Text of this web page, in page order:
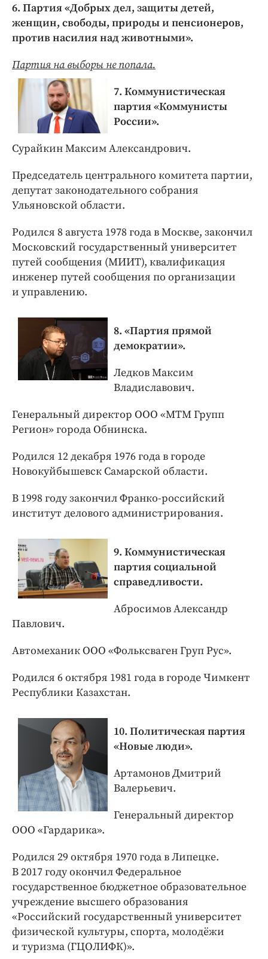
6. Партия «Добрых дел, защиты детей,
женщин, свободы, природы и пенсионеров,
против насилия над животными».
Партия на выборы не попала.
7. Коммунистическая
партия «Коммунисты
России».
Сурайкин Максим Александрович.
Председатель центрального комитета партии,
депутат законодательного собрания
Ульяновской области.
Родился 8 августа 1978 года в Москве, закончил
Московский государственный университет
путей сообщения (МИИТ), квалификация
инженер путей сообщения по организации
и управлению.
8. «Партия прямой
демократии».
Ледков Максим
Владиславович.
Генеральный директор ООО «МТМ Групп
Регион» города Обнинска.
Родился 12 декабря 1976 года в городе
Новокуйбышевск Самарской области.
В 1998 году закончил Франко-­российский
институт делового администрирования.
9. Коммунистическая
партия социальной
справедливости.
Абросимов Александр
Павлович.
Автомеханик ООО «Фольксваген Груп Рус».
Родился 6 октября 1981 года в городе Чимкент
Республики Казахстан.
10. Политическая партия
«Новые люди».
Артамонов Дмитрий
Валерьевич.
Генеральный директор
ООО «Гардарика».
Родился 29 октября 1970 года в Липецке.
В 2017 году окончил Федеральное
государственное бюджетное образовательное
учреждение высшего образования
«Российский государственный университет
физической культуры, спорта, молодёжи
и туризма (ГЦОЛИФК)».